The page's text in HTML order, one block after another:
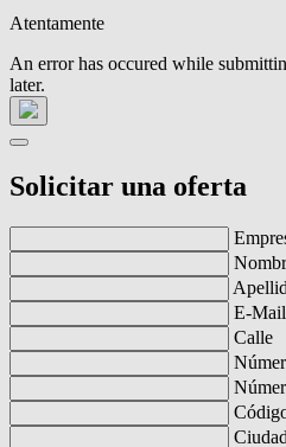
Atentamente
An error has occured while
later.
Solicitar una oferta
E-Mail
Calle
Ciudad